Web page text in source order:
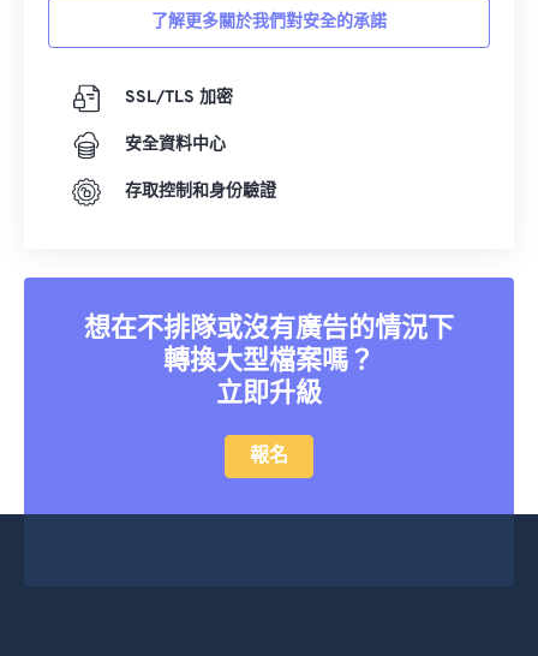
了解更多關於我們對安全的承諾
SSL/TLS 加密
安全資料中心
存取控制和身份驗證
想在不排隊或沒有廣告的情況下
轉換大型檔案嗎？
立即升級
報名